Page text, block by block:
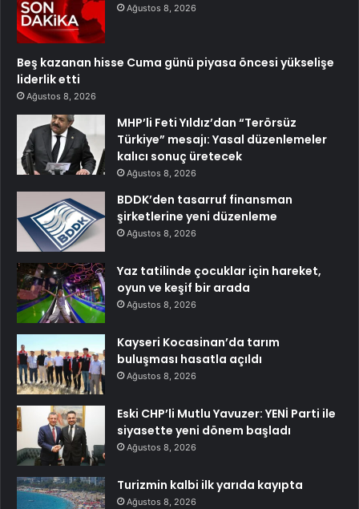
Ağustos 8, 2026
Beş kazanan hisse Cuma günü piyasa öncesi yükselişe
liderlik etti
Ağustos 8, 2026
MHP’li Feti Yıldız’dan “Terörsüz
Türkiye” mesajı: Yasal düzenlemeler
kalıcı sonuç üretecek
Ağustos 8, 2026
BDDK’den tasarruf finansman
şirketlerine yeni düzenleme
Ağustos 8, 2026
Yaz tatilinde çocuklar için hareket,
oyun ve keşif bir arada
Ağustos 8, 2026
Kayseri Kocasinan’da tarım
buluşması hasatla açıldı
Ağustos 8, 2026
Eski CHP’li Mutlu Yavuzer: YENİ Parti ile
siyasette yeni dönem başladı
Ağustos 8, 2026
Turizmin kalbi ilk yarıda kayıpta
Ağustos 8, 2026